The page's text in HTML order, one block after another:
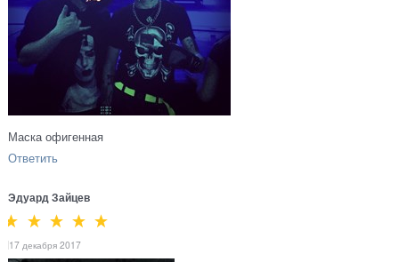
Маска офигенная
Ответить
Эдуард Зайцев
17 декабря 2017